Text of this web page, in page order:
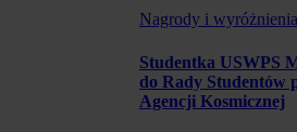
Nagrody i wyróżnienia
Studentka USWPS
do Rady Studentów
Agencji Kosmicznej